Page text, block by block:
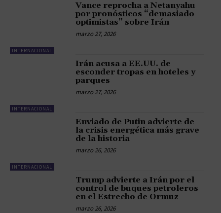
INTERNACIONAL
Vance reprocha a Netanyahu
por pronósticos “demasiado
optimistas” sobre Irán
marzo 27, 2026
INTERNACIONAL
Irán acusa a EE.UU. de
esconder tropas en hoteles y
parques
marzo 27, 2026
INTERNACIONAL
Enviado de Putin advierte de
la crisis energética más grave
de la historia
marzo 26, 2026
Trump advierte a Irán por el
control de buques petroleros
en el Estrecho de Ormuz
marzo 26, 2026